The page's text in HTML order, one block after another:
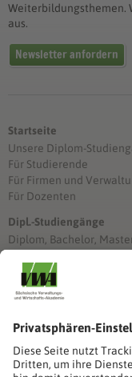
Weiterbildungsthemen.
aus.
Newsletter anfordern
Startseite
Unsere Diplom-
Für Studierende
Für Firmen und
Für Dozenten
Dipl.-Studiengänge
Diplom, Bachelor,
Stimmen unserer
Stimmen unserer
Seminare
Seminardatenbank